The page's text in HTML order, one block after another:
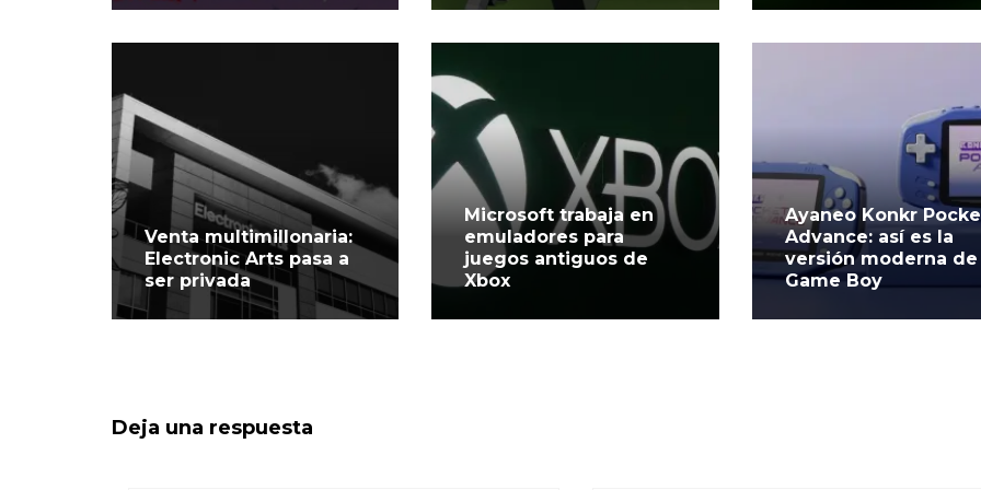
Venta multimillonaria:
Electronic Arts pasa a
ser privada
Microsoft trabaja en
emuladores para
juegos antiguos de
Xbox
Ayaneo Konkr
Advance: así es la
versión moderna de
Game Boy
Deja una respuesta